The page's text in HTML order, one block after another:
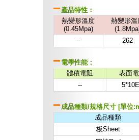
產品特性：
熱變形溫度
(0.45Mpa)
熱變形溫
--
262
電學性能：
體積電阻
表面
--
成品種類/規格尺寸 [單位
成品種類
板Sheet